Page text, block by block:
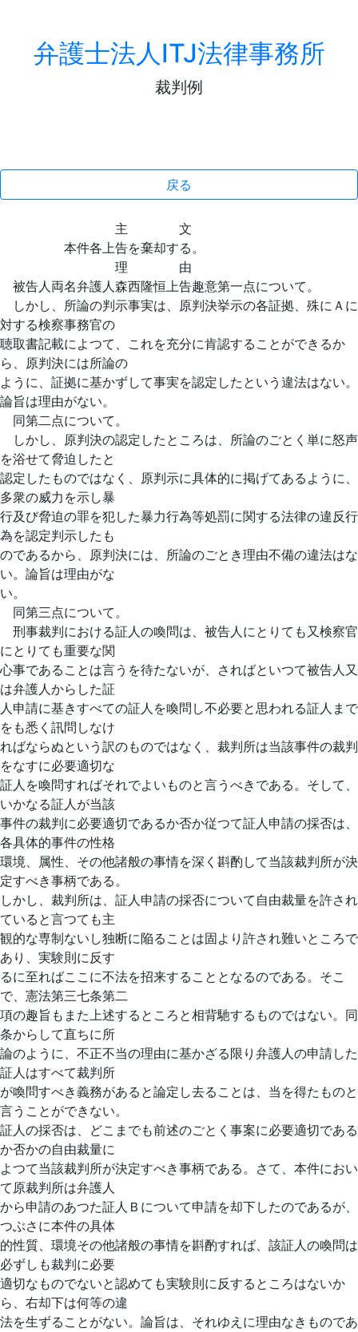
弁護士法人ITJ法律事務所
裁判例
戻る
主 文
本件各上告を棄却する。
理 由
被告人両名弁護人森西隆恒上告趣意第一点について。
しかし、所論の判示事実は、原判決挙示の各証拠、殊にＡに
対する検察事務官の
聴取書記載によつて、これを充分に肯認することができるか
ら、原判決には所論の
ように、証拠に基かずして事実を認定したという違法はない。
論旨は理由がない。
同第二点について。
しかし、原判決の認定したところは、所論のごとく単に怒声
を浴せて脅迫したと
認定したものではなく、原判示に具体的に掲げてあるように、
多衆の威力を示し暴
行及び脅迫の罪を犯した暴力行為等処罰に関する法律の違反行
為を認定判示したも
のであるから、原判決には、所論のごとき理由不備の違法はな
い。論旨は理由がな
い。
同第三点について。
刑事裁判における証人の喚問は、被告人にとりても又検察官
にとりても重要な関
心事であることは言うを待たないが、さればといつて被告人又
は弁護人からした証
人申請に基きすべての証人を喚問し不必要と思われる証人まで
をも悉く訊問しなけ
ればならぬという訳のものではなく、裁判所は当該事件の裁判
をなすに必要適切な
証人を喚問すればそれでよいものと言うべきである。そして、
いかなる証人が当該
事件の裁判に必要適切であるか否か従つて証人申請の採否は、
各具体的事件の性格
環境、属性、その他諸般の事情を深く斟酌して当該裁判所が決
定すべき事柄である。
しかし、裁判所は、証人申請の採否について自由裁量を許され
ていると言つても主
観的な専制ないし独断に陥ることは固より許され難いところで
あり、実験則に反す
るに至ればここに不法を招来することとなるのである。そこ
で、憲法第三七条第二
項の趣旨もまた上述するところと相背馳するものではない。同
条からして直ちに所
論のように、不正不当の理由に基かざる限り弁護人の申請した
証人はすべて裁判所
が喚問すべき義務があると論定し去ることは、当を得たものと
言うことができない。
証人の採否は、どこまでも前述のごとく事案に必要適切である
か否かの自由裁量に
よつて当該裁判所が決定すべき事柄である。さて、本件におい
て原裁判所は弁護人
から申請のあつた証人Ｂについて申請を却下したのであるが、
つぶさに本件の具体
的性質、環境その他諸般の事情を斟酌すれば、該証人の喚問は
必ずしも裁判に必要
適切なものでないと認めても実験則に反するところはないか
ら、右却下は何等の違
法を生ずることがない。論旨は、それゆえに理由なきものであ